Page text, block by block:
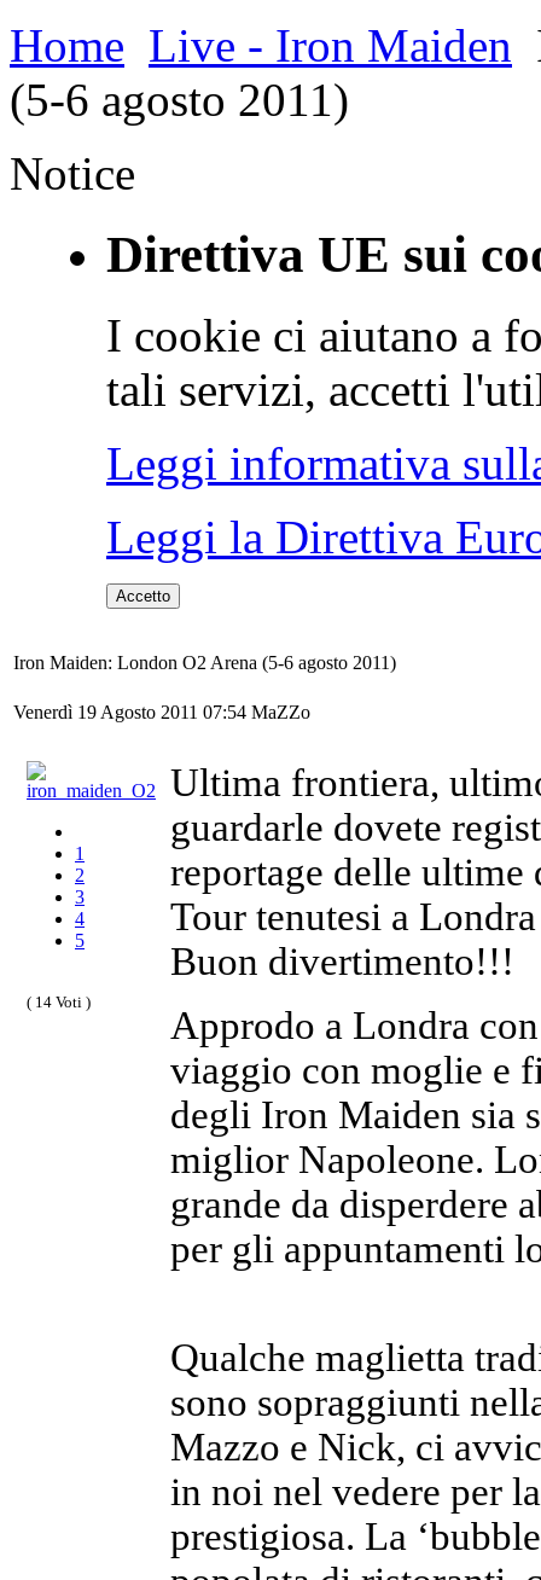
Home Live - Iron Maiden
(5-6 agosto 2011)
Notice
Direttiva UE sui
I cookie ci aiutano a
tali servizi, accetti
Leggi informativa
Leggi la Direttiva
Accetto
Iron Maiden: London O2 Arena (5-6 agosto 2011)
Venerdì 19 Agosto 2011 07:54 MaZZo
1
2
3
4
5
( 14 Voti )
Ultima frontiera,
guardarle dovete
reportage delle ultime
Tour tenutesi a
Buon divertimento!!!
Approdo a Londra
viaggio con moglie e
degli Iron Maiden sia
miglior Napoleone.
grande da disperdere
per gli appuntamenti
Qualche maglietta
sono sopraggiunti
Mazzo e Nick, ci
in noi nel vedere per
prestigiosa. La